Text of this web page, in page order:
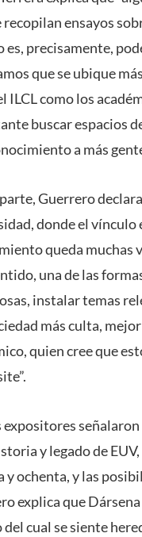
recopilan ensayos
es, precisamente,
que se ubique
ILCL como los
buscar espacios
a más
Guerrero
donde el vínculo
queda muchas
una de las
instalar temas
más culta,
quien cree que
expositores
y legado de
y ochenta, y las
explica que
del cual se siente